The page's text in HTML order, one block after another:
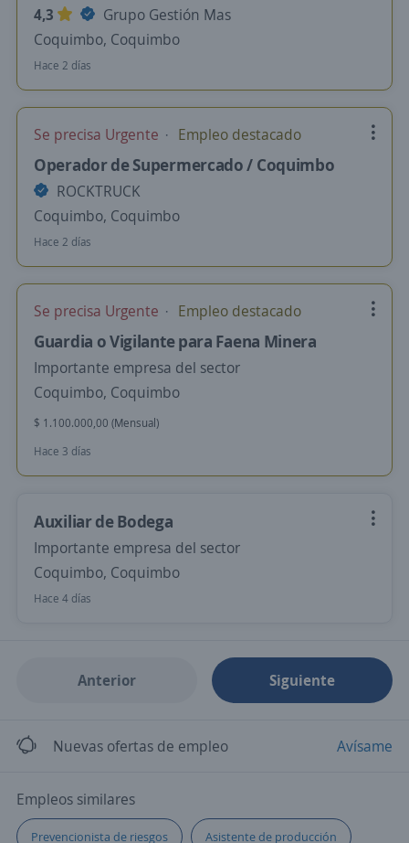
4,3
Grupo Gestión Mas
Coquimbo, Coquimbo
Hace 2 días
Se precisa Urgente Empleo destacado
Operador de Supermercado / Coquimbo
ROCKTRUCK
Coquimbo, Coquimbo
Hace 2 días
Se precisa Urgente Empleo destacado
Guardia o Vigilante para Faena Minera
Importante empresa del sector
Coquimbo, Coquimbo
$ 1.100.000,00 (Mensual)
Hace 3 días
Auxiliar de Bodega
Importante empresa del sector
Coquimbo, Coquimbo
Hace 4 días
Anterior Siguiente
Nuevas ofertas de empleo Avísame
Empleos similares
Prevencionista de riesgos Asistente de producción